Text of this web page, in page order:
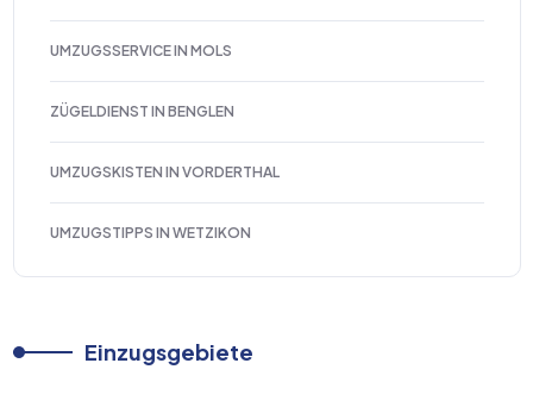
UMZUGSSERVICE IN MOLS
ZÜGELDIENST IN BENGLEN
UMZUGSKISTEN IN VORDERTHAL
UMZUGSTIPPS IN WETZIKON
Einzugsgebiete